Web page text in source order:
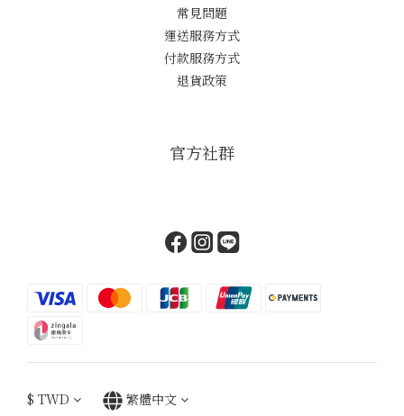
常見問題
運送服務方式
付款服務方式
退貨政策
官方社群
$ TWD 繁體中文